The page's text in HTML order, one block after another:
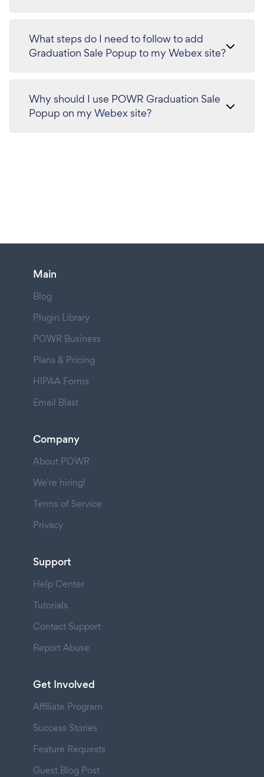
What steps do I need to follow to add
Graduation Sale Popup to my Webex site?
Why should I use POWR Graduation Sale
Popup on my Webex site?
Main
Blog
Plugin Library
POWR Business
Plans & Pricing
HIPAA Forms
Email Blast
Company
About POWR
We're hiring!
Terms of Service
Privacy
Support
Help Center
Tutorials
Contact Support
Report Abuse
Get Involved
Affiliate Program
Success Stories
Feature Requests
Guest Blog Post